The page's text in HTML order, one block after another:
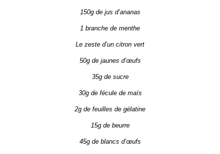
150g de jus d’ananas
1 branche de menthe
Le zeste d’un citron vert
50g de jaunes d’œufs
35g de sucre
30g de fécule de maïs
2g de feuilles de gélatine
15g de beurre
45g de blancs d’œufs